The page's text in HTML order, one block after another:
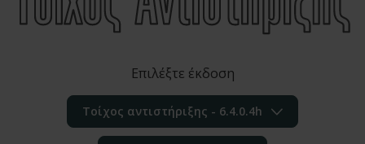
Επιλέξτε έκδοση
Τοίχος αντιστήριξης - 6.4.0.4h